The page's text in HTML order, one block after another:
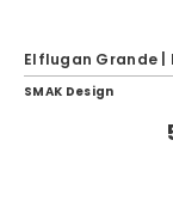
Elflugan Grande |
SMAK Design